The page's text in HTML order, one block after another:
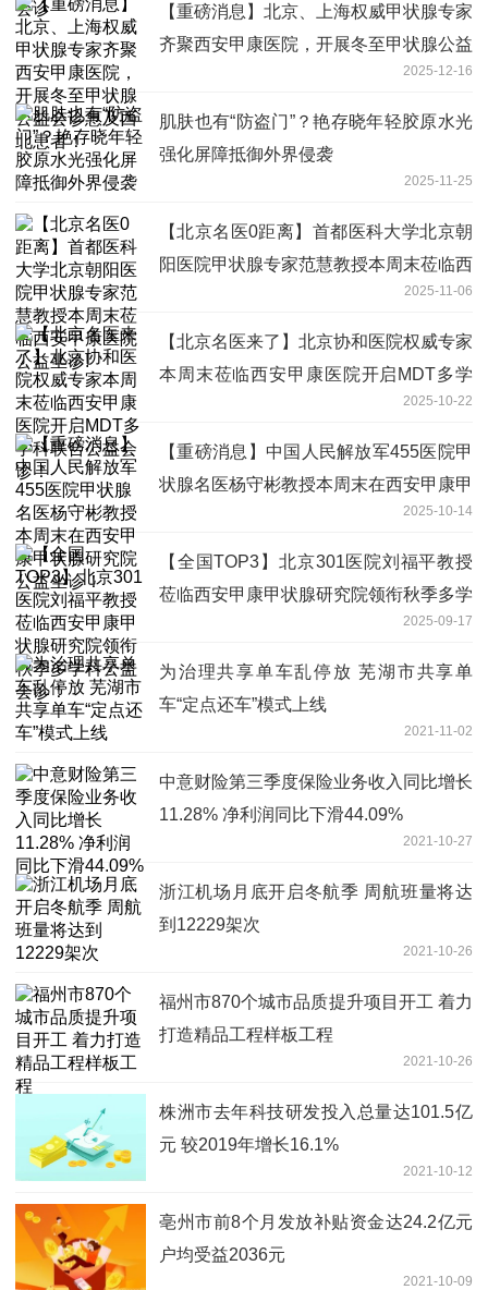
【重磅消息】北京、上海权威甲状腺专家
齐聚西安甲康医院，开展冬至甲状腺公益
2025-12-16
肌肤也有“防盗门”？艳存晓年轻胶原水光
强化屏障抵御外界侵袭
2025-11-25
【北京名医0距离】首都医科大学北京朝
阳医院甲状腺专家范慧教授本周末莅临西
2025-11-06
【北京名医来了】北京协和医院权威专家
本周末莅临西安甲康医院开启MDT多学
2025-10-22
【重磅消息】中国人民解放军455医院甲
状腺名医杨守彬教授本周末在西安甲康甲
2025-10-14
【全国TOP3】北京301医院刘福平教授
莅临西安甲康甲状腺研究院领衔秋季多学
2025-09-17
为治理共享单车乱停放 芜湖市共享单
车“定点还车”模式上线
2021-11-02
中意财险第三季度保险业务收入同比增长
11.28% 净利润同比下滑44.09%
2021-10-27
浙江机场月底开启冬航季 周航班量将达
到12229架次
2021-10-26
福州市870个城市品质提升项目开工 着力
打造精品工程样板工程
2021-10-26
株洲市去年科技研发投入总量达101.5亿
元 较2019年增长16.1%
2021-10-12
亳州市前8个月发放补贴资金达24.2亿元
户均受益2036元
2021-10-09